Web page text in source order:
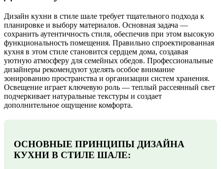
Дизайн кухни в стиле шале требует тщательного подхода к
планировке и выбору материалов. Основная задача —
сохранить аутентичность стиля, обеспечив при этом высокую
функциональность помещения. Правильно спроектированная
кухня в этом стиле становится сердцем дома, создавая
уютную атмосферу для семейных обедов. Профессиональные
дизайнеры рекомендуют уделять особое внимание
зонированию пространства и организации систем хранения.
Освещение играет ключевую роль — теплый рассеянный свет
подчеркивает натуральные текстуры и создает
дополнительное ощущение комфорта.
ОСНОВНЫЕ ПРИНЦИПЫ ДИЗАЙНА
КУХНИ В СТИЛЕ ШАЛЕ: